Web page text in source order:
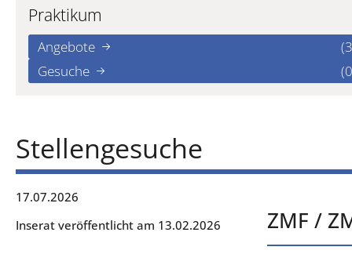
Praktikum
Angebote
Gesuche
Stellengesuche
17.07.2026
Inserat veröffentlicht am 13.02.2026
ZMF /